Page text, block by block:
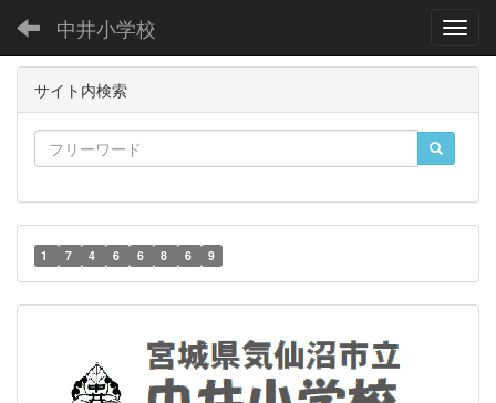
中井小学校
サイト内検索
1 7 4 6 6 8 6 9